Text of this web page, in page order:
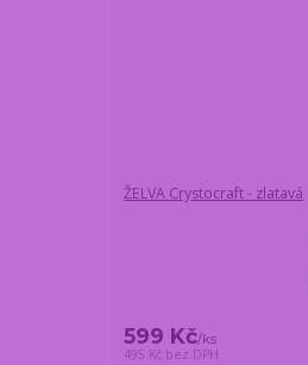
ŽELVA Crystocraft - zlatavá
599 Kč/ks
495 Kč bez DPH